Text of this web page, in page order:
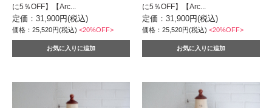
に5％OFF】【Arc...
定価：31,900円(税込)
価格：25,520円(税込) <20%OFF>
に5％OFF】【Arc...
定価：31,900円(税込)
価格：25,520円(税込)<20%OFF>